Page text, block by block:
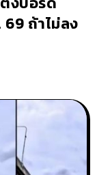
69 ถ้าไม่ลง